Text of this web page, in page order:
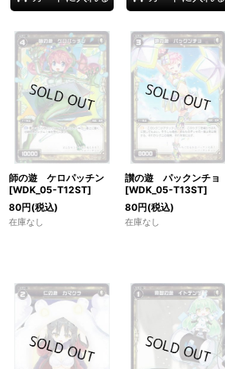
師の遊 ケロパッチン
[WDK_05-T12ST]
80円(税込)
在庫なし
讃の遊 パックンチョ
[WDK_05-T13ST]
80円(税込)
在庫なし